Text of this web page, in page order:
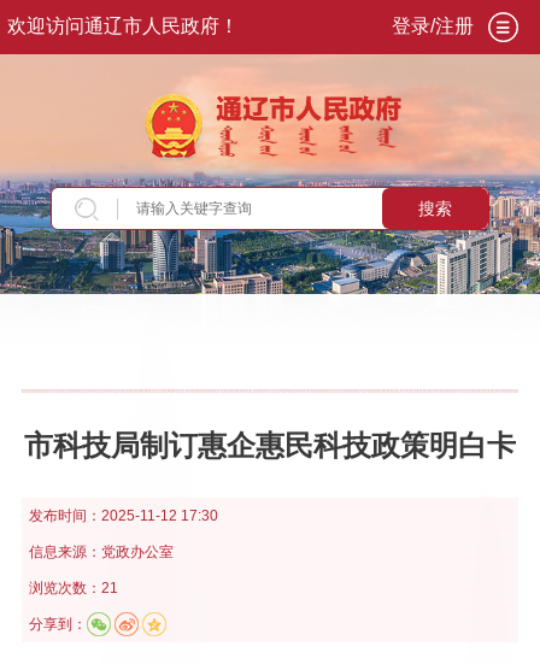
欢迎访问通辽市人民政府！ 登录/注册
搜索
当前位置：首页>专题专栏>利企惠民政策服务
市科技局制订惠企惠民科技政策明白卡
发布时间： 2025-11-12 17:30
信息来源： 党政办公室
浏览次数：21
分享到：